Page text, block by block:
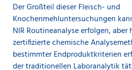
Der Großteil dieser Fleisch- und
Knochenmehluntersuchungen
NIR Routineanalyse erfolgen, aber
zertifizierte chemische
bestimmter Endproduktkriterien
der traditionellen Laboranalytik